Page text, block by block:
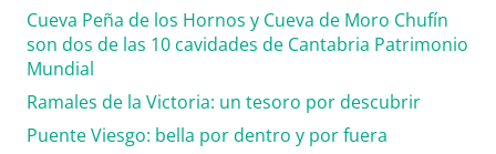
Cueva Peña de los Hornos y Cueva de Moro Chufín
son dos de las 10 cavidades de Cantabria Patrimonio
Mundial
Ramales de la Victoria: un tesoro por descubrir
Puente Viesgo: bella por dentro y por fuera